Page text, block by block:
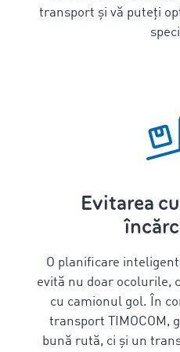
transport și vă puteți
Evitarea
O planificare
evită nu doar ocolurile,
cu camionul gol. În
transport TIMOCOM,
bună rută, ci și un